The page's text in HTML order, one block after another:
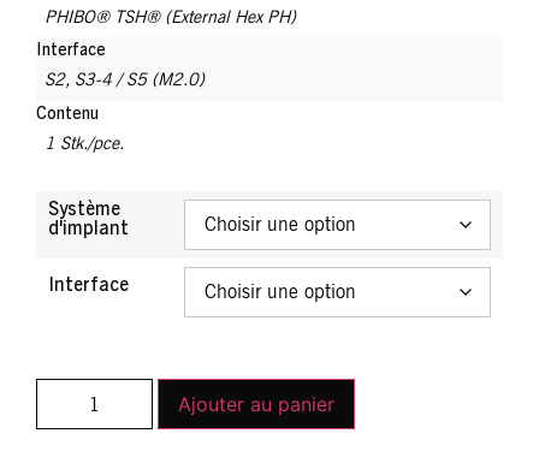
PHIBO® TSH® (External Hex PH)
Interface
S2, S3-4 / S5 (M2.0)
Contenu
1 Stk./pce.
Système
d'implant
Interface
Ajouter au panier